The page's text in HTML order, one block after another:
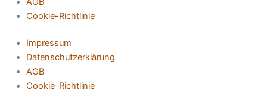
Cookie-Richtlinie
Impressum
Datenschutzerklärung
AGB
Cookie-Richtlinie